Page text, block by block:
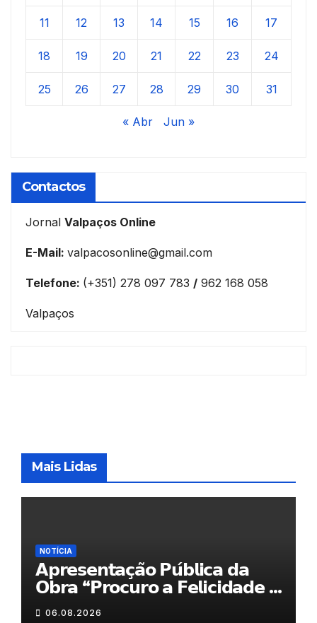
11 12 13 14 15 16 17
18 19 20 21 22 23 24
25 26 27 28 29 30 31
« Abr Jun »
Contactos
Jornal Valpaços Online
E-Mail: valpacosonline@gmail.com
Telefone: (+351) 278 097 783 / 962 168 058
Valpaços
Mais Lidas
NOTÍCIA
𝗔𝗽𝗿𝗲𝘀𝗲𝗻𝘁𝗮𝗰̧𝗮̃𝗼 𝗣𝘂́𝗯𝗹𝗶𝗰𝗮 𝗱𝗮
𝗢𝗯𝗿𝗮 “𝗣𝗿𝗼𝗰𝘂𝗿𝗼 𝗮 𝗙𝗲𝗹𝗶𝗰𝗶𝗱𝗮𝗱𝗲 𝗲
𝗲𝗹𝗮 𝗺𝗼𝗿𝗮 𝗰𝗼𝗺𝗶𝗴𝗼”
06.08.2026